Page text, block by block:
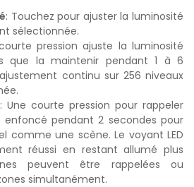
: Touchez pour ajuster la luminosité
sélectionnée.
pression ajuste la luminosité
que la maintenir pendant 1 à 6
continu sur 256 niveaux
: Une courte pression pour rappeler
enfoncé pendant 2 secondes pour
comme une scène. Le voyant LED
réussi en restant allumé plus
peuvent être rappelées ou
simultanément.